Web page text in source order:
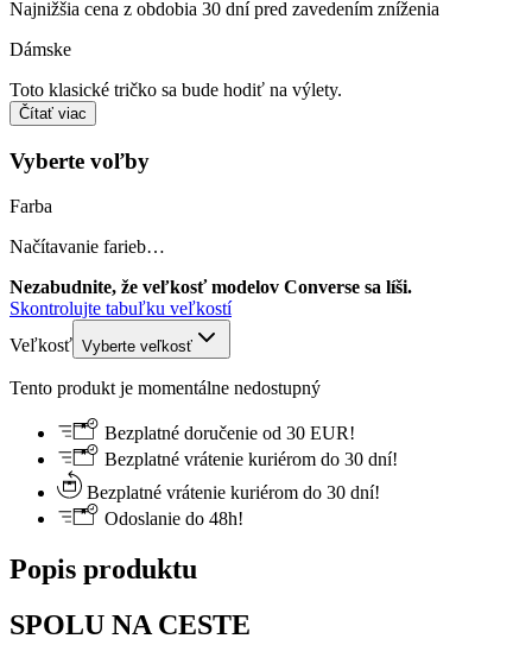
Najnižšia cena z obdobia 30 dní pred zavedením zníženia
Dámske
Toto klasické tričko sa bude hodiť na výlety.
Čítať viac
Vyberte voľby
Farba
Načítavanie farieb…
Nezabudnite, že veľkosť modelov Converse sa líši.
Skontrolujte tabuľku veľkostí
Veľkosť Vyberte veľkosť
Tento produkt je momentálne nedostupný
Bezplatné doručenie od 30 EUR!
Bezplatné vrátenie kuriérom do 30 dní!
Bezplatné vrátenie kuriérom do 30 dní!
Odoslanie do 48h!
Popis produktu
SPOLU NA CESTE